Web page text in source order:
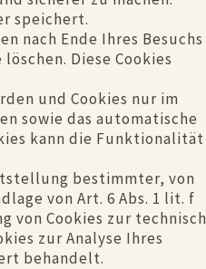
speichert.
nach Ende Ihres Besuchs
Diese Cookies
und Cookies nur im
sowie das automatische
kann die Funktionalität
bestimmter, von
von Art. 6 Abs. 1 lit. f
von Cookies zur technisch
zur Analyse Ihres
behandelt.